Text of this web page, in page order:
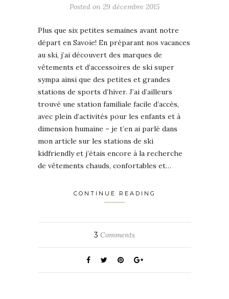
Posted on 29 décembre 2015
Plus que six petites semaines avant notre
départ en Savoie! En préparant nos vacances
au ski, j’ai découvert des marques de
vêtements et d’accessoires de ski super
sympa ainsi que des petites et grandes
stations de sports d’hiver. J’ai d’ailleurs
trouvé une station familiale facile d’accès,
avec plein d’activités pour les enfants et à
dimension humaine – je t’en ai parlé dans
mon article sur les stations de ski
kidfriendly et j’étais encore à la recherche
de vêtements chauds, confortables et…
CONTINUE READING
3 Comments